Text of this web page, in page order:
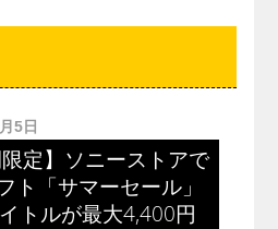
5日
限定】ソニーストアで
ト「サマーセール」
トルが最大4,400円